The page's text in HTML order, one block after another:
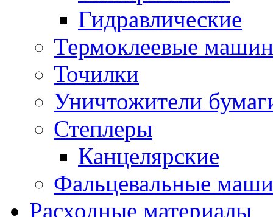
Гидравлические
Термоклеевые
Точилки
Уничтожители
Степлеры
Канцелярские
Фальцевальные
Расходные материалы